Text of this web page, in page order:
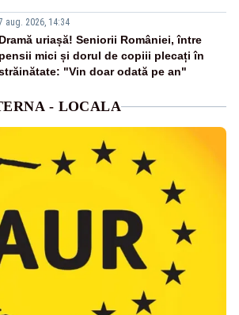
aug. 2026, 14:34
Dramă uriașă! Seniorii României, între
pensii mici și dorul de copiii plecați în
"Vin doar odată pe an"
- LOCALA